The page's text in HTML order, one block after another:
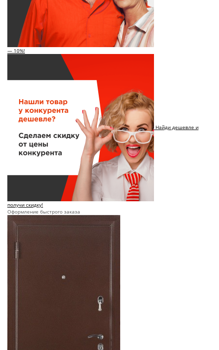
— 10%!
Найди дешевле и
получи скидку!
Оформление быстрого заказа